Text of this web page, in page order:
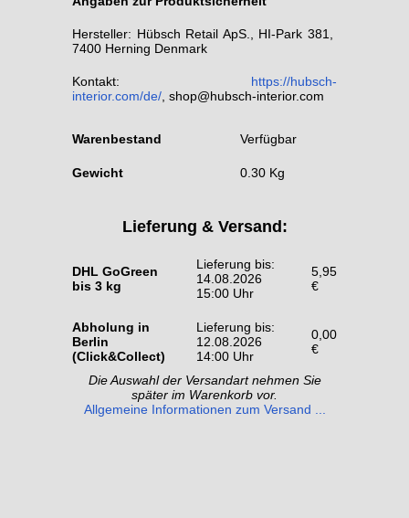
Hersteller: Hübsch Retail ApS., HI-Park 381,
7400 Herning Denmark
Kontakt: https://hubsch-
interior.com/de/ , shop@hubsch-interior.com
Warenbestand Verfügbar
Gewicht 0.30 Kg
Lieferung & Versand:
DHL GoGreen
bis 3 kg
Lieferung bis:
14.08.2026
15:00 Uhr
5,95
€
Abholung in
Berlin
(Click&Collect)
Lieferung bis:
12.08.2026
14:00 Uhr
0,00
€
Die Auswahl der Versandart nehmen Sie
später im Warenkorb vor.
Allgemeine Informationen zum Versand ...